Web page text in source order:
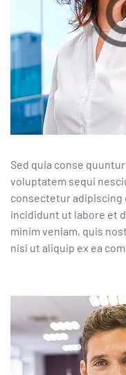
Sed quia conse
voluptatem sequi
consectetur adipiscing
incididunt ut labore et
minim veniam, quis
nisi ut aliquip ex ea